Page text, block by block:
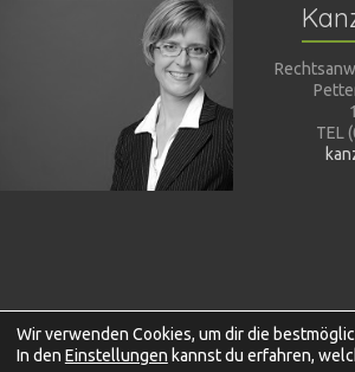
TEL
© 2026Kanzlei Beuttler
Wir verwenden Cookies, um dir die
In den Einstellungen kannst du erfahren,